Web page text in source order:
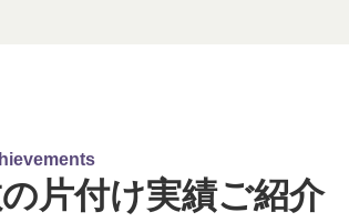
片付け実績ご紹介